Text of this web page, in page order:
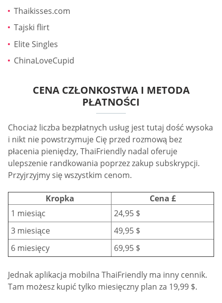
Thaikisses.com
Tajski flirt
Elite Singles
ChinaLoveCupid
CENA CZŁONKOSTWA I METODA
PŁATNOŚCI
Chociaż liczba bezpłatnych usług jest tutaj dość wysoka
i nikt nie powstrzymuje Cię przed rozmową bez
płacenia pieniędzy, ThaiFriendly nadal oferuje
ulepszenie randkowania poprzez zakup subskrypcji.
Przyjrzyjmy się wszystkim cenom.
Kropka
Cena £
1 miesiąc
24,95 $
3 miesiące
49,95 $
6 miesięcy
69,95 $
Jednak aplikacja mobilna ThaiFriendly ma inny cennik.
Tam możesz kupić tylko miesięczny plan za 19,99 $.